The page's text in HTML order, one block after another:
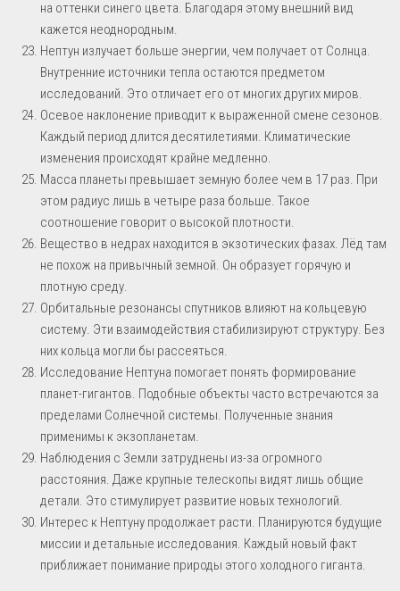
на оттенки синего цвета. Благодаря этому внешний вид
кажется неоднородным.
Нептун излучает больше энергии, чем получает от Солнца.
Внутренние источники тепла остаются предметом
исследований. Это отличает его от многих других миров.
Осевое наклонение приводит к выраженной смене сезонов.
Каждый период длится десятилетиями. Климатические
изменения происходят крайне медленно.
Масса планеты превышает земную более чем в 17 раз. При
этом радиус лишь в четыре раза больше. Такое
соотношение говорит о высокой плотности.
Вещество в недрах находится в экзотических фазах. Лёд там
не похож на привычный земной. Он образует горячую и
плотную среду.
Орбитальные резонансы спутников влияют на кольцевую
систему. Эти взаимодействия стабилизируют структуру. Без
них кольца могли бы рассеяться.
Исследование Нептуна помогает понять формирование
планет-гигантов. Подобные объекты часто встречаются за
пределами Солнечной системы. Полученные знания
применимы к экзопланетам.
Наблюдения с Земли затруднены из-за огромного
расстояния. Даже крупные телескопы видят лишь общие
детали. Это стимулирует развитие новых технологий.
Интерес к Нептуну продолжает расти. Планируются будущие
миссии и детальные исследования. Каждый новый факт
приближает понимание природы этого холодного гиганта.